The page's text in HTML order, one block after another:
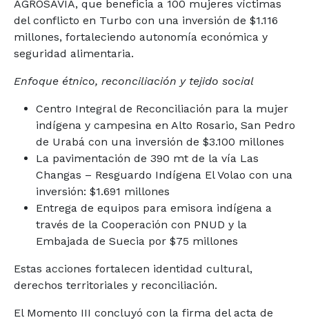
AGROSAVIA, que beneficia a 100 mujeres víctimas
del conflicto en Turbo con una inversión de $1.116
millones, fortaleciendo autonomía económica y
seguridad alimentaria.
Enfoque étnico, reconciliación y tejido social
Centro Integral de Reconciliación para la mujer
indígena y campesina en Alto Rosario, San Pedro
de Urabá con una inversión de $3.100 millones
La pavimentación de 390 mt de la vía Las
Changas – Resguardo Indígena El Volao con una
inversión: $1.691 millones
Entrega de equipos para emisora indígena a
través de la Cooperación con PNUD y la
Embajada de Suecia por $75 millones
Estas acciones fortalecen identidad cultural,
derechos territoriales y reconciliación.
El Momento III concluyó con la firma del acta de